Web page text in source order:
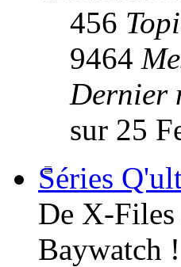
456
9464
Dernier
sur 25
Séries
De X-Files
Baywatch !